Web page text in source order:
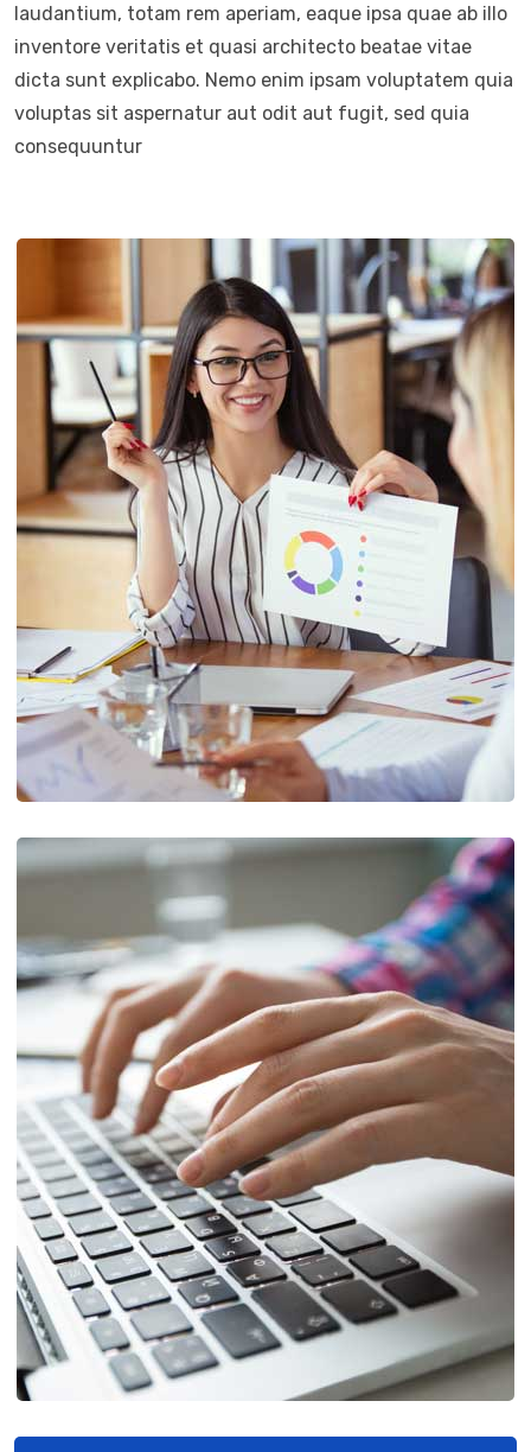
laudantium, totam rem aperiam, eaque ipsa quae ab illo
inventore veritatis et quasi architecto beatae vitae
dicta sunt explicabo. Nemo enim ipsam voluptatem quia
voluptas sit aspernatur aut odit aut fugit, sed quia
consequuntur